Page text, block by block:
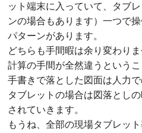
ット端末に入っていて、タブ
ンの場合もあります）一つで
パターンがあります。
どちらも手間暇は余り変わり
計算の手間が全然違うというこ
手書きで落とした図面は人力
タブレットの場合は図落とし
されていきます。
もうね、全部の現場タブレッ